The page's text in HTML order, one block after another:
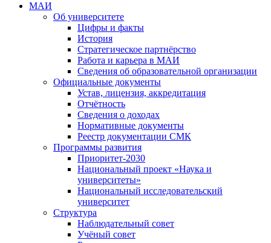
МАИ
Об университете
Цифры и факты
История
Стратегическое партнёрство
Работа и карьера в МАИ
Сведения об образовательной организации
Официальные документы
Устав, лицензия, аккредитация
Отчётность
Сведения о доходах
Нормативные документы
Реестр документации СМК
Программы развития
Приоритет-2030
Национальный проект «Наука и
университеты»
Национальный исследовательский
университет
Структура
Наблюдательный совет
Учёный совет